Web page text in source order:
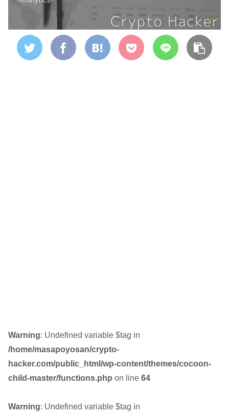
Warning: Undefined variable $tag in
/home/masapoyosan/crypto-
hacker.com/public_html/wp-content/themes/cocoon-
child-master/functions.php on line 64
Warning: Undefined variable $tag in